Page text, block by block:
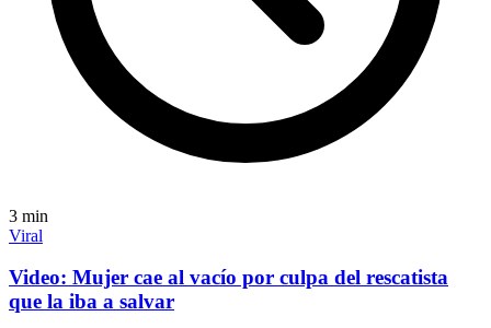
3 min
Viral
Video: Mujer cae al vacío por culpa del rescatista
que la iba a salvar